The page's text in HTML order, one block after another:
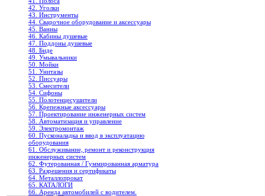
42. Уголки
43. Инструменты
44. Сварочное оборудование и аксессуары
45. Ванны
46. Кабины душевые
47. Поддоны душевые
48. Биде
49. Умывальники
50. Мойки
51. Унитазы
52. Писсуары
53. Смесители
54. Сифоны
55. Полотенцесушители
56. Крепежные аксессуары
57. Проектирование инженерных систем
58. Автоматизация и управление
59. Электромонтаж
60. Пусконаладка и ввод в эксплуатацию
оборудования
61. Обслуживание, ремонт и реконструкция
инженерных систем
62. Футерованная / Гуммированная арматура
63. Разрешения и сертификаты
64. Металлопрокат
65. КАТАЛОГИ
66. Аренда автомобилей с водителем.